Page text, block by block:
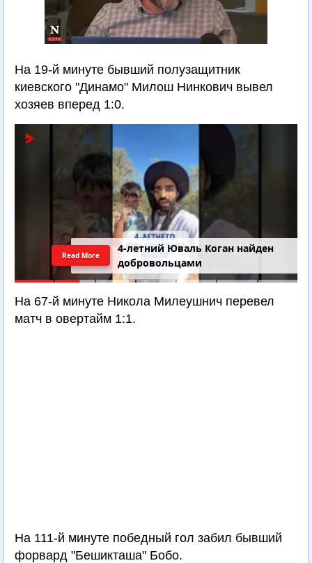
На 19-й минуте бывший полузащитник
киевского "Динамо" Милош Нинкович вывел
хозяев вперед 1:0.
4-летний Юваль Коган найден
добровольцами
Read More
На 67-й минуте Никола Милеушнич перевел
матч в овертайм 1:1.
На 111-й минуте победный гол забил бывший
форвард "Бешикташа" Бобо.